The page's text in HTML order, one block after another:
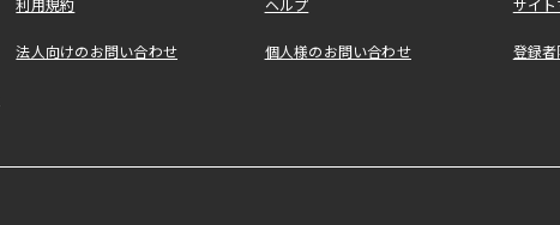
利用規約 ヘルプ サイ
法人向けのお問い合わせ 個人様のお問い合わせ 登録者